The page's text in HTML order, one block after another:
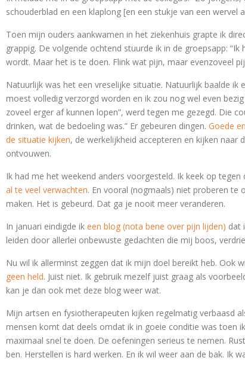
schouderblad en een klaplong [en een stukje van een
Toen mijn ouders aankwamen in het ziekenhuis grapte ik
grappig. De volgende ochtend stuurde ik in de groepsapp:
wordt. Maar het is te doen. Flink wat pijn, maar evenzoveel
Natuurlijk was het een vreselijke situatie. Natuurlijk baalde
moest volledig verzorgd worden en ik zou nog wel even
zoveel erger af kunnen lopen”, werd tegen me gezegd. Die
drinken, wat de bedoeling was.” Er gebeuren dingen. Goede
de situatie kijken, de werkelijkheid accepteren en kijken naar
ontvouwen.
Ik had me het weekend anders voorgesteld. Ik keek op
al te veel verwachten. En vooral (nogmaals) niet proberen te
maken. Het is gebeurd. Dat ga je nooit meer veranderen.
In januari eindigde ik een blog (nota bene over pijn lijden) dat
leiden door allerlei onbewuste gedachten die mij boos,
Nu wil ik allerminst zeggen dat ik mijn doel bereikt heb. Ook
geen held. Juist niet. Ik gebruik mezelf juist graag als
kan je dan ook met deze blog weer wat.
Mijn artsen en fysiotherapeuten kijken regelmatig verbaasd
mensen komt dat deels omdat ik in goeie conditie was toen
maximaal snel te doen. De oefeningen serieus te nemen.
ben. Herstellen is hard werken. En ik wil weer aan de bak. Ik